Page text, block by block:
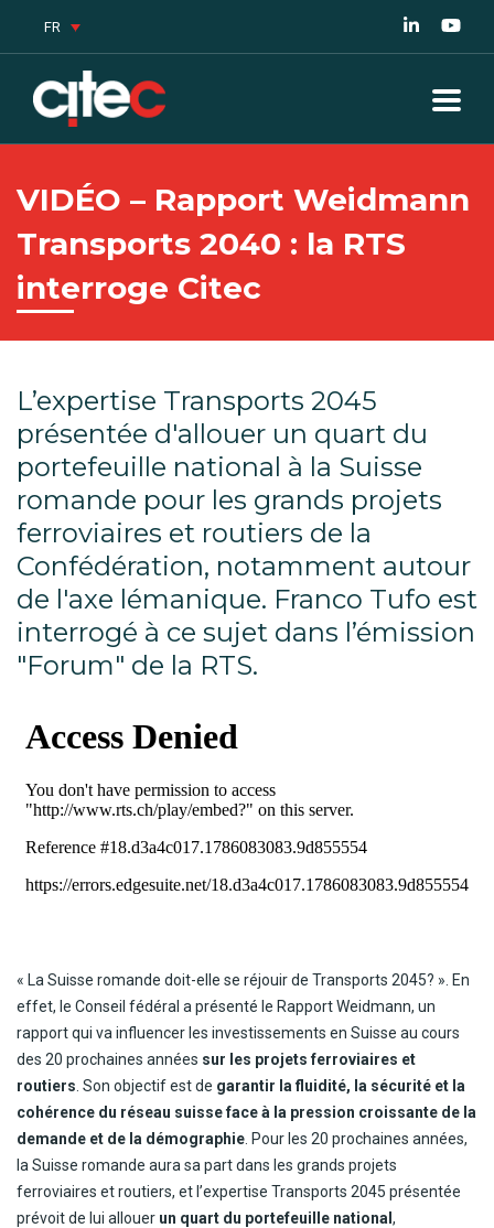
FR
VIDÉO – Rapport Weidmann
Transports 2040 : la RTS
interroge Citec
L’expertise Transports 2045
présentée d'allouer un quart du
portefeuille national à la Suisse
romande pour les grands projets
ferroviaires et routiers de la
Confédération, notamment autour
de l'axe lémanique. Franco Tufo est
interrogé à ce sujet dans l’émission
"Forum" de la RTS.
« La Suisse romande doit-elle se réjouir de Transports 2045? ». En
effet, le Conseil fédéral a présenté le Rapport Weidmann, un
rapport qui va influencer les investissements en Suisse au cours
des 20 prochaines années sur les projets ferroviaires et
routiers . Son objectif est de garantir la fluidité, la sécurité et la
cohérence du réseau suisse face à la pression croissante de la
demande et de la démographie . Pour les 20 prochaines années,
la Suisse romande aura sa part dans les grands projets
ferroviaires et routiers, et l’expertise Transports 2045 présentée
prévoit de lui allouer un quart du portefeuille national ,